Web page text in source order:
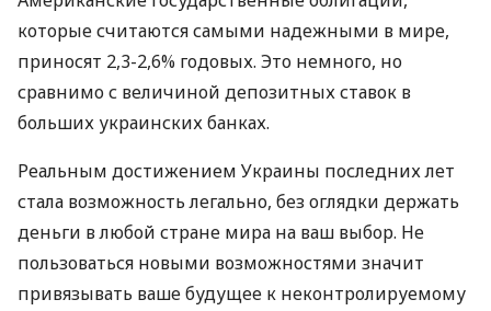
которые считаются самыми надежными в мире,
приносят 2,3-2,6% годовых. Это немного, но
сравнимо с величиной депозитных ставок в
больших украинских банках.
Реальным достижением Украины последних лет
стала возможность легально, без оглядки держать
деньги в любой стране мира на ваш выбор. Не
пользоваться новыми возможностями значит
привязывать ваше будущее к неконтролируемому